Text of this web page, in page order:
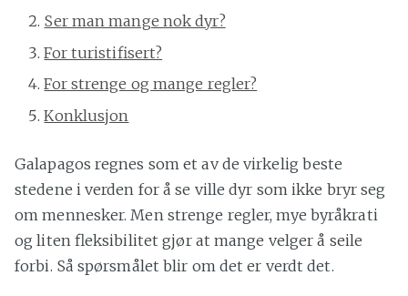
Ser man mange nok dyr?
For turistifisert?
For strenge og mange regler?
Konklusjon
Galapagos regnes som et av de virkelig beste
stedene i verden for å se ville dyr som ikke bryr seg
om mennesker. Men strenge regler, mye byråkrati
og liten fleksibilitet gjør at mange velger å seile
forbi. Så spørsmålet blir om det er verdt det.